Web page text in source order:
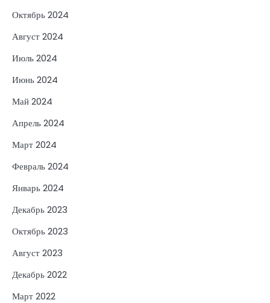
Октябрь 2024
Август 2024
Июль 2024
Июнь 2024
Май 2024
Апрель 2024
Март 2024
Февраль 2024
Январь 2024
Декабрь 2023
Октябрь 2023
Август 2023
Декабрь 2022
Март 2022